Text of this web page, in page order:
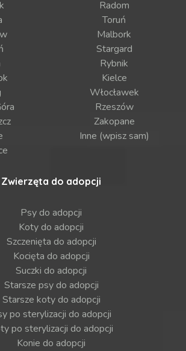
Radom
Toruń
Malbork
Stargard
Rybnik
Kielce
Włocławek
Rzeszów
Zakopane
Inne (wpisz sam)
Zwierzęta do adopcji
Psy do adopcji
Koty do adopcji
Szczenięta do adopcji
Kocięta do adopcji
Suczki do adopcji
Starsze psy do adopcji
Starsze koty do adopcji
po sterylizacji do adopcji
po sterylizacji do adopcji
Konie do adopcji